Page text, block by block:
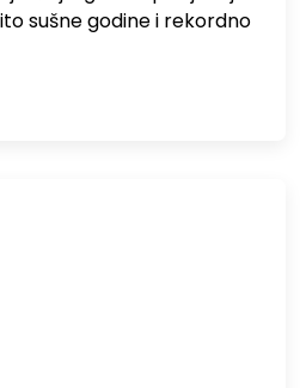
sušne godine i rekordno